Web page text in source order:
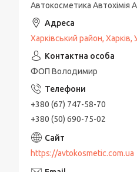
Автокосметика Автохімія
Харківський район, Харків,
ФОП Володимир
+380 (67) 747-58-70
+380 (50) 690-75-02
https://avtokosmetic.com.ua